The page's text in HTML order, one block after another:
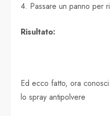
4. Passare un panno per
Risultato:
Ed ecco fatto, ora
lo spray antipolvere